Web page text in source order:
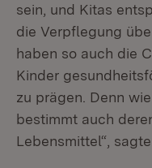
sein, und Kitas
die Verpflegung
haben so auch die
Kinder
zu prägen. Denn
bestimmt auch
Lebensmittel“,